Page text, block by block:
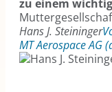
zu einem
Hans J. Steininger
MT Aerospace AG